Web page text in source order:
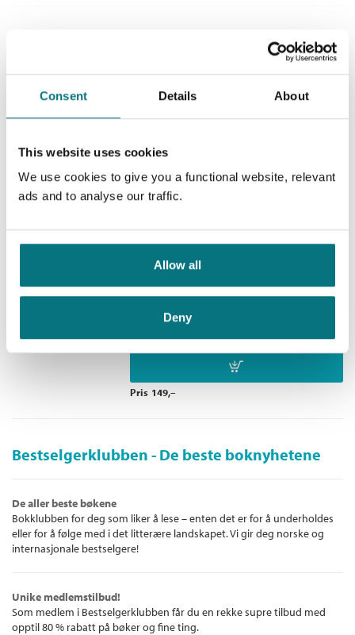
Consent Details About
This website uses cookies
We use cookies to give you a functional website, relevant
ads and to analyse our traffic.
Allow all
Deny
Tronsverdet 2 - Slaget om
Tronsverdet / Tore Aurstad
Nedlastbar lydbok
Pris 149,–
menasjeri
Nedlastbar lydbok
Pris 149,–
Bestselgerklubben - De beste boknyhetene
De aller beste bøkene
Bokklubben for deg som liker å lese – enten det er for å underholdes
eller for å følge med i det litterære landskapet. Vi gir deg norske og
internasjonale bestselgere!
Unike medlemstilbud!
Som medlem i Bestselgerklubben får du en rekke supre tilbud med
opptil 80 % rabatt på bøker og fine ting.